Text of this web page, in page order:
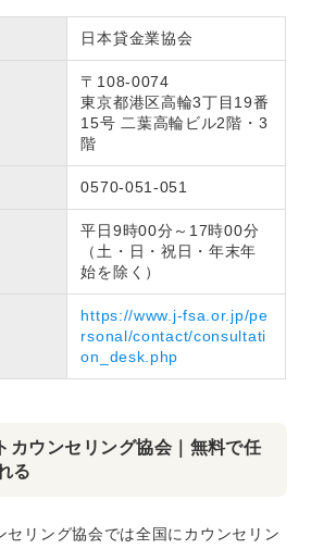
日本貸金業協会
〒108-0074
東京都港区高輪3丁目19番
15号 二葉高輪ビル2階・3
階
0570-051-051
平日9時00分～17時00分
（土・日・祝日・年末年
始を除く）
https://www.j-fsa.or.jp/pe
rsonal/contact/consultati
on_desk.php
カウンセリング協会｜無料で任
る
セリング協会では全国にカウンセリン